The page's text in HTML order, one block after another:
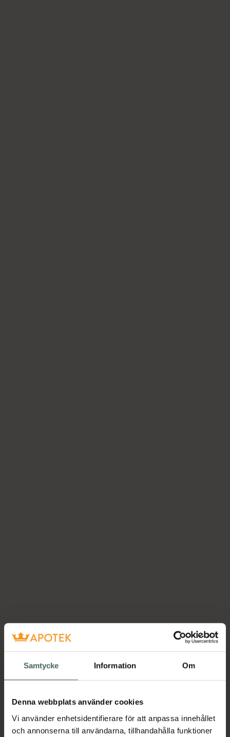
Samtycke Information Om
Denna webbplats använder cookies
Vi använder enhetsidentifierare för att anpassa innehållet
och annonserna till användarna, tillhandahålla funktioner